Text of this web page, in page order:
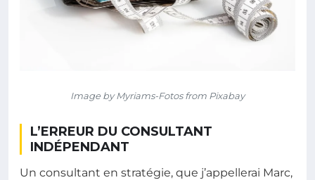
Image by Myriams-Fotos from Pixabay
L’ERREUR DU CONSULTANT
INDÉPENDANT
Un consultant en stratégie, que j’appellerai Marc,